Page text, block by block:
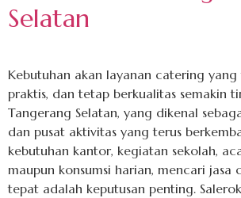
Selatan
Kebutuhan akan layanan catering yang
praktis, dan tetap berkualitas semakin
Tangerang Selatan, yang dikenal
dan pusat aktivitas yang terus
kebutuhan kantor, kegiatan sekolah,
maupun konsumsi harian, mencari jasa
tepat adalah keputusan penting.